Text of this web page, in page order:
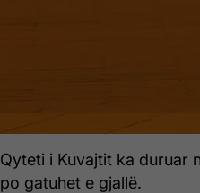
Qyteti i Kuvajtit ka duruar
po gatuhet e gjallë.